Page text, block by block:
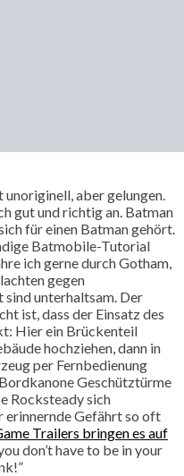
aber gelungen.
gut und richtig an. Batman
für einen Batman gehört.
Batmobile-Tutorial
ich gerne durch Gotham,
gegen
sind unterhaltsam. Der
ist, dass der Einsatz des
Hier ein Brückenteil
hochziehen, dann in
per Fernbedienung
Geschütztürme
Rocksteady sich
erinnernde Gefährt so oft
Trailers bringen es auf
don’t have to be in your